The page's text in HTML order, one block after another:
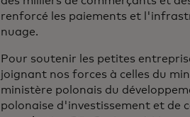
renforcé les paiements et
nuage.
Pour soutenir les petites
joignant nos forces à celles du
ministère polonais du
polonaise d'investissement et de